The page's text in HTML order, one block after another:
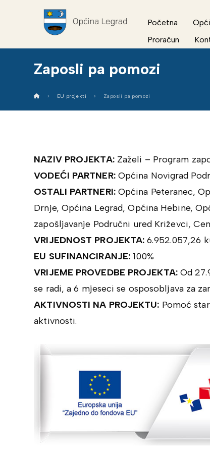
Početna
Proračun
Zaposli pa pomozi
EU projekti Zaposli pa pomozi
NAZIV PROJEKTA:Zaželi – Program
VODEĆI PARTNER:Općina Novigrad
OSTALI PARTNERI:Općina Peteranec,
Drnje, Općina Legrad, Općina Hebine,
zapošljavanje Područni ured Križevci,
VRIJEDNOST PROJEKTA: 6.952.057,26
EU SUFINANCIRANJE: 100%
VRIJEME PROVEDBE PROJEKTA:Od
se radi, a 6 mjeseci se osposobljava za
AKTIVNOSTI NA PROJEKTU: Pomoć
aktivnosti.